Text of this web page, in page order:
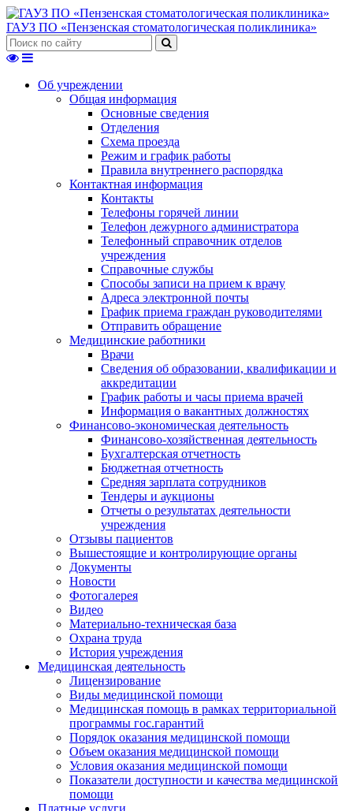
ГАУЗ ПО «Пензенская стоматологическая поликлиника»
Об учреждении
Общая информация
Основные сведения
Отделения
Схема проезда
Режим и график работы
Правила внутреннего распорядка
Контактная информация
Контакты
Телефоны горячей линии
Телефон дежурного администратора
Телефонный справочник отделов
учреждения
Справочные службы
Способы записи на прием к врачу
Адреса электронной почты
График приема граждан руководителями
Отправить обращение
Медицинские работники
Врачи
Сведения об образовании, квалификации и
аккредитации
График работы и часы приема врачей
Информация о вакантных должностях
Финансово-экономическая деятельность
Финансово-хозяйственная деятельность
Бухгалтерская отчетность
Бюджетная отчетность
Средняя зарплата сотрудников
Тендеры и аукционы
Отчеты о результатах деятельности
учреждения
Отзывы пациентов
Вышестоящие и контролирующие органы
Документы
Новости
Фотогалерея
Видео
Материально-техническая база
Охрана труда
История учреждения
Медицинская деятельность
Лицензирование
Виды медицинской помощи
Медицинская помощь в рамках территориальной
программы гос.гарантий
Порядок оказания медицинской помощи
Объем оказания медицинской помощи
Условия оказания медицинской помощи
Показатели доступности и качества медицинской
помощи
Платные услуги